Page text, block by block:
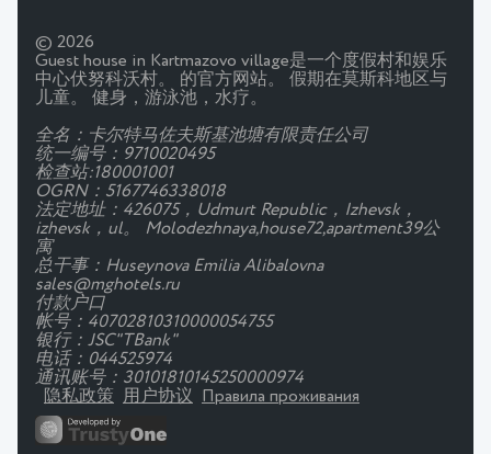
© 2026
Guest house in Kartmazovo village是一个度假村和娱乐
中心伏努科沃村。 的官方网站。 假期在莫斯科地区与
儿童。 健身，游泳池，水疗。
全名：卡尔特马佐夫斯基池塘有限责任公司
统一编号：9710020495
检查站:180001001
OGRN：5167746338018
法定地址：426075，Udmurt Republic，Izhevsk，
izhevsk，ul。 Molodezhnaya,house72,apartment39公
寓
总干事：Huseynova Emilia Alibalovna
sales@mghotels.ru
付款户口
帐号：40702810310000054755
银行：JSC"TBank"
电话：044525974
通讯账号：30101810145250000974
隐私政策
用户协议 Правила проживания